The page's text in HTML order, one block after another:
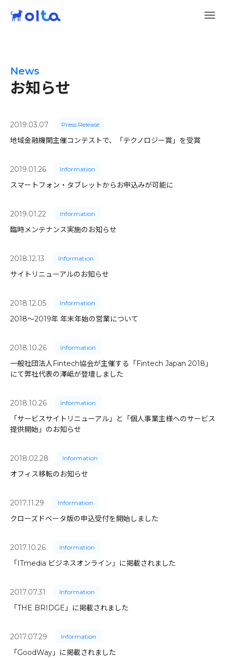
News
お知らせ
2019.03.07 Press Release
地域金融機関主催コンテストで、「テクノロジー賞」を受賞
2019.01.26 Information
スマートフォン・タブレットからお申込みが可能に
2019.01.22 Information
臨時メンテナンス実施のお知らせ
2018.12.13 Information
サイトリニューアルのお知らせ
2018.12.05 Information
2018〜2019年 年末年始の営業について
2018.10.26 Information
一般社団法人Fintech協会が主催する「Fintech Japan 2018」
にて弊社代表の澤岻が登壇しました
2018.10.26 Information
「サービスサイトリニューアル」と「個人事業主様へのサービス
提供開始」のお知らせ
2018.02.28 Information
オフィス移転のお知らせ
2017.11.29 Information
クローズドベータ版の申込受付を開始しました
2017.10.26 Information
「ITmedia ビジネスオンライン」に掲載されました
2017.07.31 Information
「THE BRIDGE」に掲載されました
2017.07.29 Information
「GoodWay」に掲載されました